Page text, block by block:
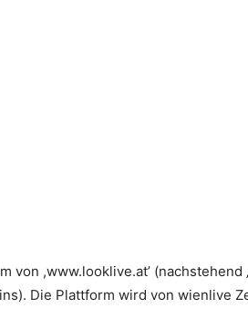
,www.looklive.at’ (nachstehend
Die Plattform wird von wienlive